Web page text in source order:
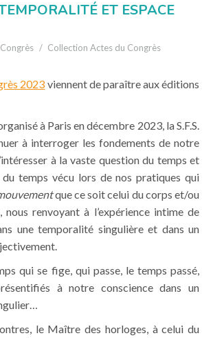
ET ESPACE
Vous êtes ici :
Congrès Collection Actes du Congrès
2023 viennent de paraître aux éditions
à Paris en décembre 2023, la S.F.S.
à interroger les fondements de notre
à la vaste question du temps et
du temps vécu lors de nos pratiques qui
que ce soit celui du corps et/ou
nous renvoyant à l’expérience intime de
une temporalité singulière et dans un
qui se fige, qui passe, le temps passé,
à notre conscience dans un
le Maître des horloges, à celui du